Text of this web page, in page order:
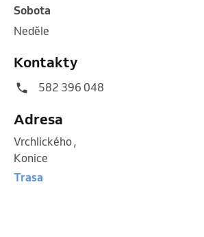
sobota
neděle
Kontakty
582 396 048
Adresa
Vrchlického ,
Konice
Trasa